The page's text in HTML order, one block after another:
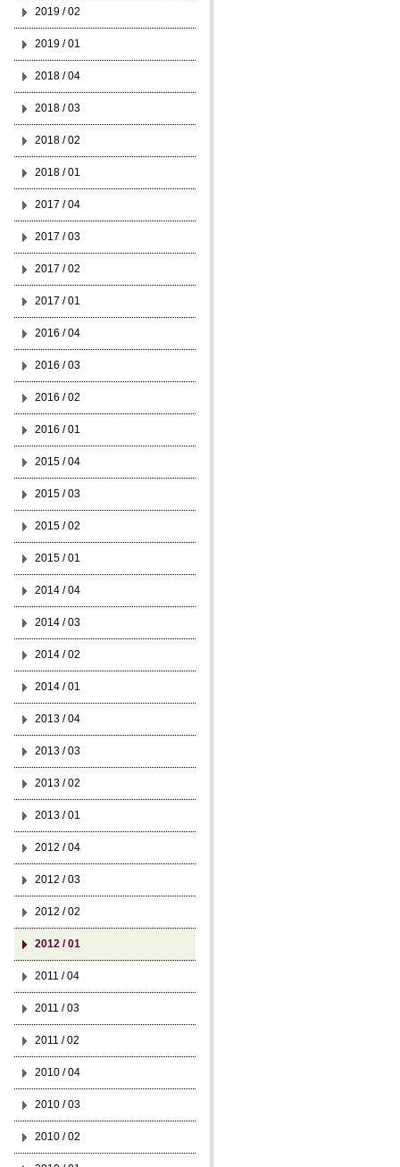
2019 / 02
2019 / 01
2018 / 04
2018 / 03
2018 / 02
2018 / 01
2017 / 04
2017 / 03
2017 / 02
2017 / 01
2016 / 04
2016 / 03
2016 / 02
2016 / 01
2015 / 04
2015 / 03
2015 / 02
2015 / 01
2014 / 04
2014 / 03
2014 / 02
2014 / 01
2013 / 04
2013 / 03
2013 / 02
2013 / 01
2012 / 04
2012 / 03
2012 / 02
2012 / 01
2011 / 04
2011 / 03
2011 / 02
2010 / 04
2010 / 03
2010 / 02